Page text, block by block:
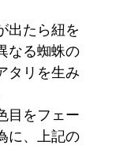
出たら紐を
なる蜘蛛の
タリを生み
目をフェー
に、上記の